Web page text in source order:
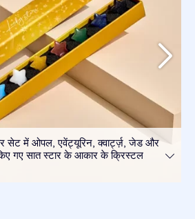
सेट में ओपल, एवेंट्यूरिन, क्वार्ट्ज़, जेड और
गए सात स्टार के आकार के क्रिस्टल